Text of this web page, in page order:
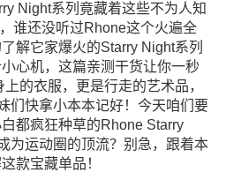
Night系列竟藏着这些不为人知
谁还没听过Rhone这个火遍全
解它家爆火的Starry Night系列
心机，这篇亲测干货让你一秒
的衣服，更是行走的艺术品，
们快拿小本本记好！今天咱们要
都疯狂种草的Rhone Starry
为运动圈的顶流？别急，跟着本
款宝藏单品！